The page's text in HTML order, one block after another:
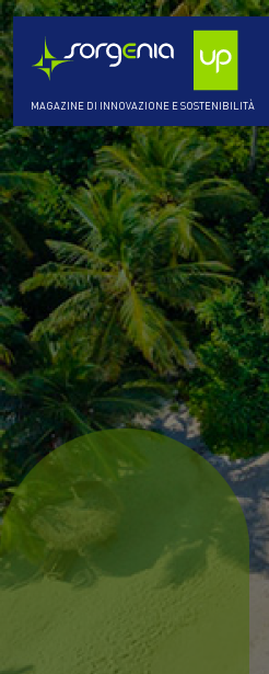
MAGAZINE DI INNOVAZIONE E SOSTENIBILITÀ